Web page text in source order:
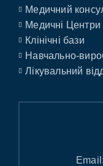
Медичний
Медичні Центри
Клінічні бази
Навчально-
Лікувальний